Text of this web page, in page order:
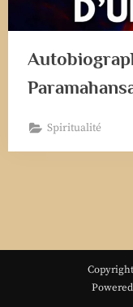
Spiritualité